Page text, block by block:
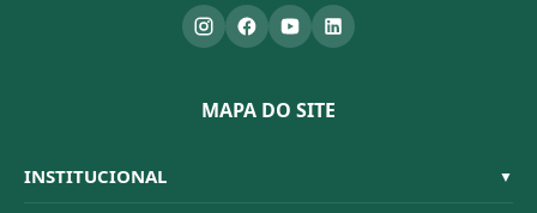
MAPA DO SITE
INSTITUCIONAL ▼